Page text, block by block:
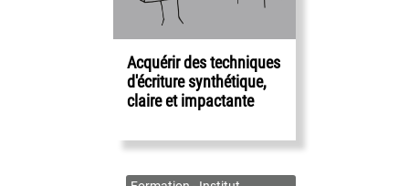
Acquérir des techniques
d'écriture synthétique,
claire et impactante